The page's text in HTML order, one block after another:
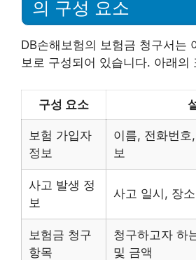
의 구성 요소
DB손해보험의 보험금 청구서는
보로 구성되어 있습니다. 아래의
구성 요소
보험 가입자
정보
이름, 전화번호
보
사고 발생 정
보
사고 일시, 장
보험금 청구
항목
청구하고자 하
및 금액